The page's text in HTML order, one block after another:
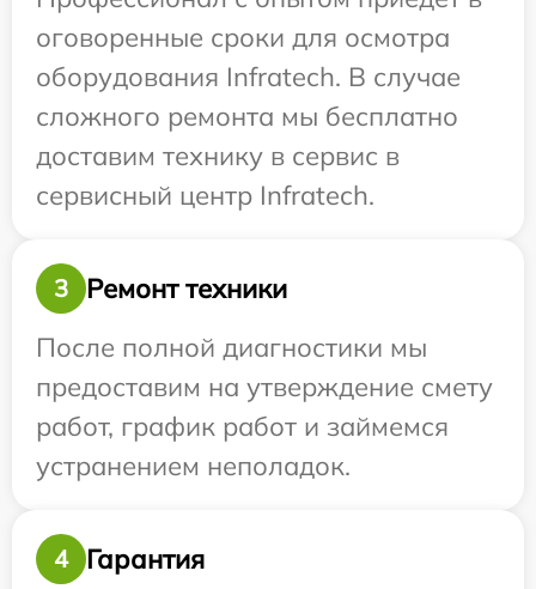
оговоренные сроки для осмотра
оборудования Infratech. В случае
сложного ремонта мы бесплатно
доставим технику в сервис в
сервисный центр Infratech.
3
Ремонт техники
После полной диагностики мы
предоставим на утверждение смету
работ, график работ и займемся
устранением неполадок.
4
Гарантия